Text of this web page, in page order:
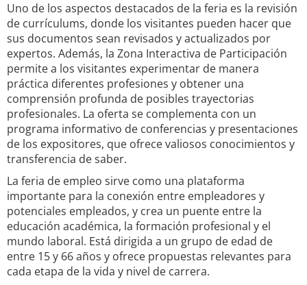
Uno de los aspectos destacados de la feria es la revisión
de currículums, donde los visitantes pueden hacer que
sus documentos sean revisados y actualizados por
expertos. Además, la Zona Interactiva de Participación
permite a los visitantes experimentar de manera
práctica diferentes profesiones y obtener una
comprensión profunda de posibles trayectorias
profesionales. La oferta se complementa con un
programa informativo de conferencias y presentaciones
de los expositores, que ofrece valiosos conocimientos y
transferencia de saber.
La feria de empleo sirve como una plataforma
importante para la conexión entre empleadores y
potenciales empleados, y crea un puente entre la
educación académica, la formación profesional y el
mundo laboral. Está dirigida a un grupo de edad de
entre 15 y 66 años y ofrece propuestas relevantes para
cada etapa de la vida y nivel de carrera.